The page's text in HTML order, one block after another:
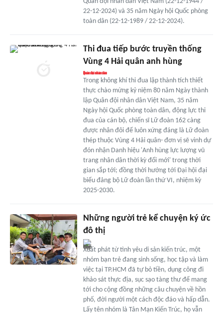
22-12-2024) và 35 năm Ngày hội Quốc phòng
toàn dân (22-12-1989 / 22-12-2024).
Thi đua tiếp bước truyền thống
Vùng 4 Hải quân anh hùng
Trong không khí thi đua lập thành tích thiết
thực chào mừng kỷ niệm 80 năm Ngày thành
lập Quân đội nhân dân Việt Nam, 35 năm
Ngày hội Quốc phòng toàn dân, động lực thi
đua của cán bộ, chiến sĩ Lữ đoàn 162 càng
được nhân đôi để luôn xứng đáng là Lữ đoàn
thép thuộc Vùng 4 Hải quân- đơn vị sẽ vinh dự
đón nhận Danh hiệu 'Anh hùng lực lượng vũ
trang nhân dân thời kỳ đổi mới' trong thời
gian sắp tới; đồng thời hướng tới Đại hội đại
biểu đảng bộ Lữ đoàn lần thứ VI, nhiệm kỳ
2025-2030.
Những người trẻ kể chuyện ký ức
đô thị
Xuất phát từ tình yêu di sản kiến trúc, một
nhóm bạn trẻ đang sinh sống, học tập và làm
việc tại TP.HCM đã tự bỏ tiền, dụng công đi
khảo sát thực địa, sục sạo tàng thư để mang
tới cho cộng đồng những câu chuyện về hồn
phố, đời người một cách độc đáo và hấp dẫn.
Lấy tên nhóm là Tản Mạn Kiến Trúc, họ vẫn